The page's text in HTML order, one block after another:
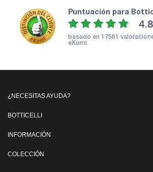
puntuación para
4.8
basado en 17561
eKomi
¿NECESITAS AYUDA?
BOTTICELLI
INFORMACIÓN
COLECCIÓN